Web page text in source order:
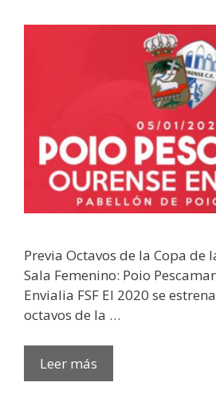
Previa Octavos de la Copa de
Sala Femenino: Poio
Envialia FSF El 2020 se
octavos de la …
Leer más